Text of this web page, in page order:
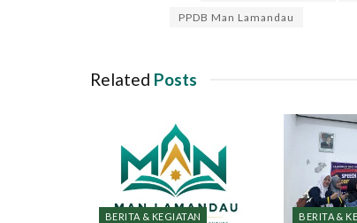
PPDB Man Lamandau
Related Posts
BERITA & KEGIATAN BERITA &